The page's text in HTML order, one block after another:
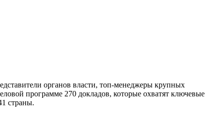
органов власти, топ-менеджеры крупных
программе 270 докладов, которые охватят ключевые
страны.